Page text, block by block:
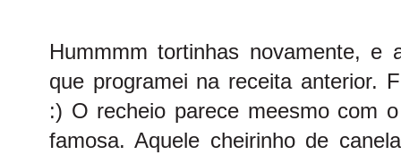
Hummmm tortinhas novamente, e
que programei na receita anterior.
:) O recheio parece meesmo com
famosa. Aquele cheirinho de